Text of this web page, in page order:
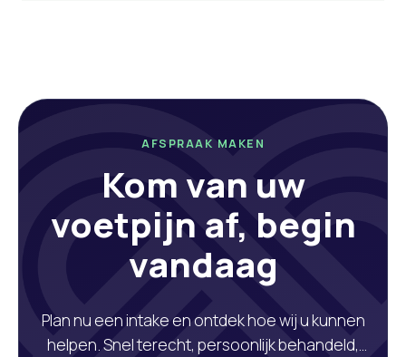
AFSPRAAK MAKEN
Kom van uw
voetpijn af, begin
vandaag
Plan nu een intake en ontdek hoe wij u kunnen
helpen. Snel terecht, persoonlijk behandeld,